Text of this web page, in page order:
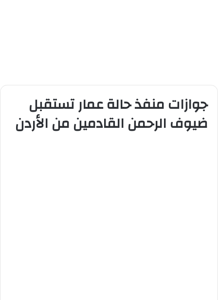
جوازات منفذ حالة عمار تستقبل
ضيوف الرحمن القادمين من الأردن